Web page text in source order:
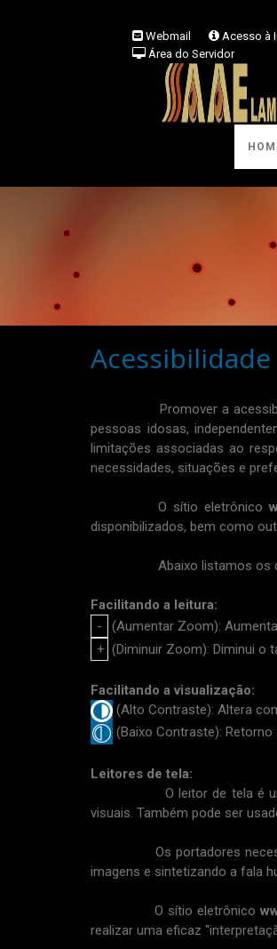
Webmail Acesso à
Área do Servidor
Acessibilidade
Promover a acessibilidade
pessoas idosas,
limitações associadas ao
necessidades, situações e
O sítio eletrônico
disponibilizados, bem como
Abaixo listamos os
Facilitando a leitura:
(Aumentar Zoom):
(Diminuir Zoom): Diminui o
Facilitando a visualização:
(Alto Contraste): Altera
(Baixo Contraste):
Leitores de tela:
O leitor de tela é um
visuais. Também pode ser
Os portadores
imagens e sintetizando a fala
O sítio eletrônico
realizar uma eficaz